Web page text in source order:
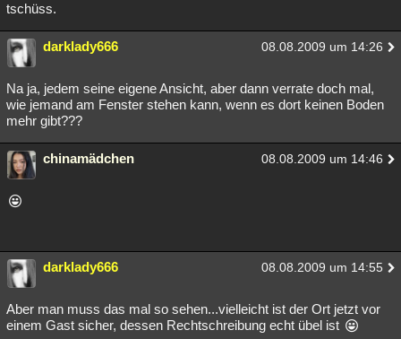
tschüss.
darklady666 08.08.2009 um 14:26
Na ja, jedem seine eigene Ansicht, aber dann verrate doch mal,
wie jemand am Fenster stehen kann, wenn es dort keinen Boden
mehr gibt???
chinamädchen 08.08.2009 um 14:46
darklady666 08.08.2009 um 14:55
Aber man muss das mal so sehen...vielleicht ist der Ort jetzt vor
einem Gast sicher, dessen Rechtschreibung echt übel ist